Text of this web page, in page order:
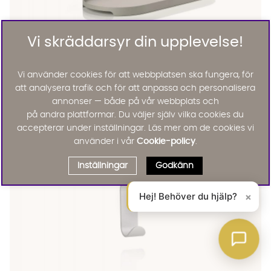
SINGLES Bricka 16cm Mud
BRA DEAL
Vi skräddarsyr din upplevelse!
Vi använder cookies för att webbplatsen ska fungera, för
att analysera trafik och för att anpassa och personalisera
annonser — både på vår webbplats och
på andra plattformar. Du väljer själv vilka cookies du
accepterar under inställningar. Läs mer om de cookies vi
använder i vår Cookie-policy.
Inställningar Godkänn
Hej! Behöver du hjälp? ×